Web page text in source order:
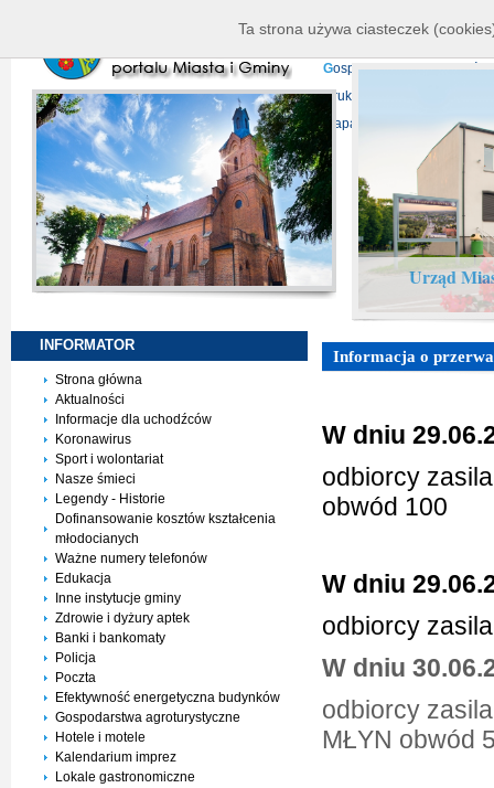
P
rojekty europejskie
Gospodarka
D ruki do pobrania
Mapa serwisu
Urząd
INFORMATOR
Strona główna
Aktualności
Informacje dla uchodźców
Koronawirus
Sport i wolontariat
Nasze śmieci
Legendy - Historie
Dofinansowanie kosztów kształcenia
młodocianych
Ważne numery telefonów
Edukacja
Inne instytucje gminy
Zdrowie i dyżury aptek
Banki i bankomaty
Policja
Poczta
Efektywność energetyczna budynków
Gospodarstwa agroturystyczne
Hotele i motele
Kalendarium imprez
Lokale gastronomiczne
Informacja o
W dniu
odbiorcy
obwód 100
W dniu
odbiorcy
W dniu
odbiorcy
MŁYN obwód
Ta strona używa ciasteczek